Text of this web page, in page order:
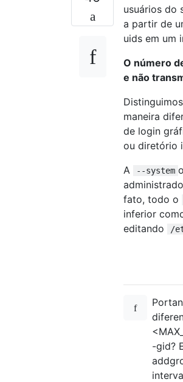
usuários do
a partir de
uids em um
O número
e não
maneira
de login
ou diretório
A
--system
fato, todo o
inferior
editando
/
-gid?